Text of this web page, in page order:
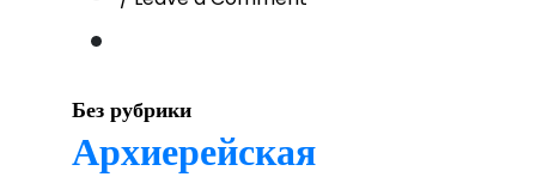
В
совершил
Без рубрики
Архиерейская